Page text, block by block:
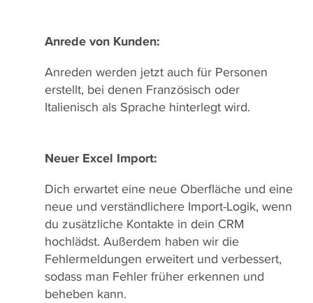
Anrede von Kunden:
Anreden werden jetzt auch für Personen
erstellt, bei denen Französisch oder
Italienisch als Sprache hinterlegt wird.
Neuer Excel Import:
Dich erwartet eine neue Oberfläche und eine
neue und verständlichere Import-Logik, wenn
du zusätzliche Kontakte in dein CRM
hochlädst. Außerdem haben wir die
Fehlermeldungen erweitert und verbessert,
sodass man Fehler früher erkennen und
beheben kann.